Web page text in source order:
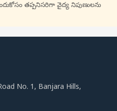
తప్పనిసరిగా వైద్య నిపుణులను
No. 1, Banjara Hills,